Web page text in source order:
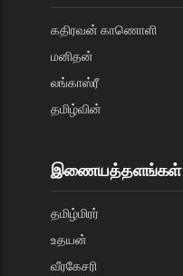
கதிரவன் காணொளி
மனிதன்
லங்காஸ்ரீ
தமிழ்வின்
இணையத்தளங்கள்
தமிழ்மிரர்
உதயன்
வீரகேசரி